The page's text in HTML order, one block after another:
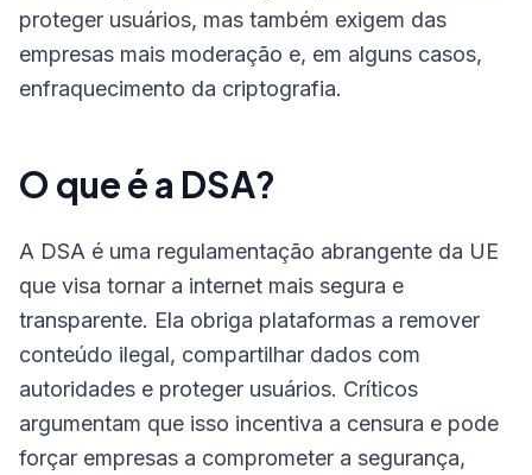
proteger usuários, mas também exigem das
empresas mais moderação e, em alguns casos,
enfraquecimento da criptografia.
O que é a DSA?
A DSA é uma regulamentação abrangente da UE
que visa tornar a internet mais segura e
transparente. Ela obriga plataformas a remover
conteúdo ilegal, compartilhar dados com
autoridades e proteger usuários. Críticos
argumentam que isso incentiva a censura e pode
forçar empresas a comprometer a segurança,